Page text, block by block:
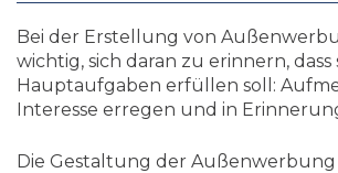
Bei der Erstellung von
wichtig, sich daran zu erinnern, dass
Hauptaufgaben erfüllen soll:
Interesse erregen und in
Die Gestaltung der